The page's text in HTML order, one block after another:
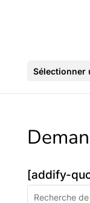
Sélectionner
[addify-